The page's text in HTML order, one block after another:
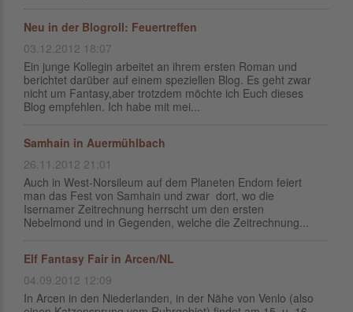
Neu in der Blogroll: Feuertreffen
03.12.2012 18:07
Ein junge Kollegin arbeitet an ihrem ersten Roman und
berichtet darüber auf einem speziellen Blog. Es geht zwar
nicht um Fantasy,aber trotzdem möchte ich Euch dieses
Blog empfehlen. Ich habe mit mei...
Samhain in Auermühlbach
26.11.2012 21:01
Auch in West-Norsileum auf dem Planeten Endom feiert
man das Fest von Samhain und zwar dort, wo die
Isernamer Zeitrechnung herrscht um den ersten
Nebelmond und in Gegenden, welche die Zeitrechnung...
Elf Fantasy Fair in Arcen/NL
04.09.2012 12:09
In Arcen in den Niederlanden, in der Nähe von Venlo (also